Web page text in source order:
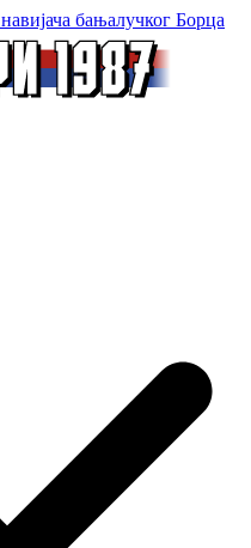
бањалучког Борца